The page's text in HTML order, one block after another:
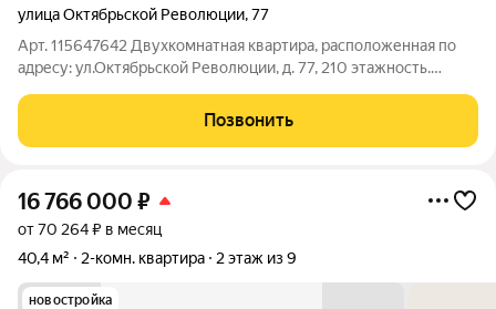
улица Октябрьской Революции,77
Арт. 115647642 Двухкомнатная квартира, расположенная по
адресу: ул.Октябрьской Революции, д. 77, 210 этажность.
.......................................................................................... КОММУНИКАЦИИ: -
дом
Позвонить
16 766 000 ₽
от 70 264 ₽ в месяц
40,4 м²
2-комн. квартира 2 этаж из 9
новостройка